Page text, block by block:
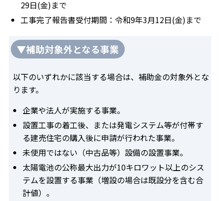
29日(金)まで
工事完了報告書受付期間：令和9年3月12日(金)まで
▼補助対象外となる事業
以下のいずれかに該当する場合は、補助金の対象外とな
ります。
企業や法人が実施する事業。
設置工事の着工後、または発電システム等が付帯す
る建売住宅の購入後に申請が行われた事業。
未使用ではない（中古品等）設備の設置事業。
太陽電池の公称最大出力が10キロワット以上のシス
テムを設置する事業（増設の場合は既設分を含む合
計値）。